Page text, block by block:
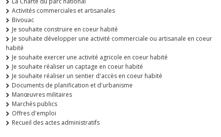
Activités commerciales et artisanales
Bivouac
Je souhaite construire en coeur habité
Je souhaite développer une activité commerciale ou artisanale en coeur
habité
Je souhaite exercer une activité agricole en coeur habité
Je souhaite réaliser un captage en coeur habité
Je souhaite réaliser un sentier d'accès en coeur habité
Documents de planification et d'urbanisme
Manœuvres militaires
Marchés publics
Offres d'emploi
Recueil des actes administratifs